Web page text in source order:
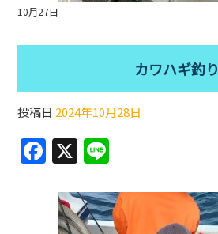
10月27日
カワハギ釣り
投稿日 2024年10月28日
F
a
c
X
e